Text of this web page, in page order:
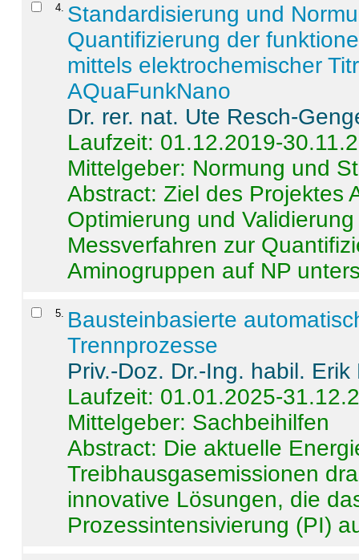
4 Standardisierung und
Quantifizierung der
mittels elektrochemischer
AQuaFunkNano
Dr. rer. nat. Ute Resch-
Laufzeit: 01.12.2019-
Mittelgeber: Normung und
Abstract:Ziel des Projektes
Optimierung und
Messverfahren zur
Aminogruppen auf NP
5
Bausteinbasierte
Trennprozesse
Priv.-Doz. Dr.-Ing. habil. Erik
Laufzeit: 01.01.2025-
Mittelgeber: Sachbeihilfen
Abstract: Die aktuelle
Treibhausgasemissionen
innovative Lösungen, die
Prozessintensivierung (PI)